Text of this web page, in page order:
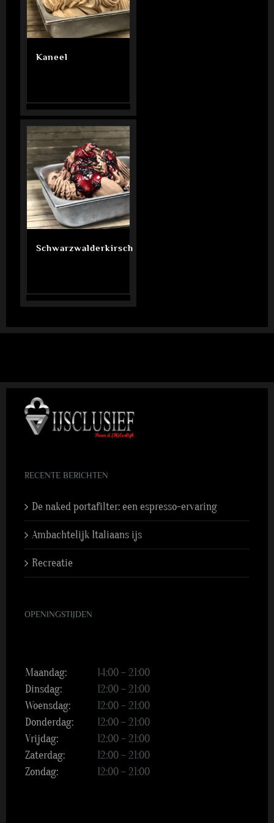
Kaneel
Schwarzwalderkirsch
RECENTE BERICHTEN
De naked portafilter: een espresso-ervaring
Ambachtelijk Italiaans ijs
Recreatie
OPENINGSTIJDEN
Maandag:
14:00 – 21:00
Dinsdag:
12:00 – 21:00
Woensdag:
12:00 – 21:00
Donderdag:
12:00 – 21:00
Vrijdag:
12:00 – 21:00
Zaterdag:
12:00 – 21:00
Zondag:
12:00 – 21:00